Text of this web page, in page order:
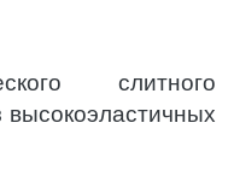
слитного